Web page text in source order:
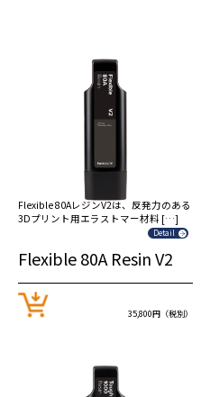
Flexible 80AレジンV2は、反発力のある
3Dプリント用エラストマー材料 […]
Detail
Flexible 80A Resin V2
35,800円（税別）